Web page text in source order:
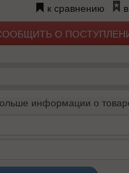
к сравнению
О
информации о